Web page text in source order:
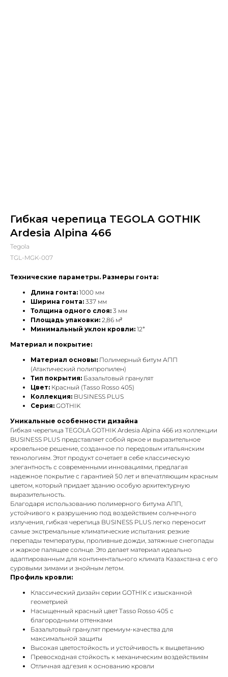
Гибкая черепица TEGOLA GOTHIK
Ardesia Alpina 466
Tegola
TGL-MGK-007
Технические параметры. Размеры гонта:
Длина гонта: 1000 мм
Ширина гонта: 337 мм
Толщина одного слоя: 3 мм
Площадь упаковки: 2,86 м²
Минимальный уклон кровли: 12°
Материал и покрытие:
Материал основы: Полимерный битум АПП
(Атактический полипропилен)
Тип покрытия: Базальтовый гранулят
Цвет: Красный (Tasso Rosso 405)
Коллекция: BUSINESS PLUS
Серия: GOTHIK
Уникальные особенности дизайна
Гибкая черепица TEGOLA GOTHIK Ardesia Alpina 466 из коллекции
BUSINESS PLUS представляет собой яркое и выразительное
кровельное решение, созданное по передовым итальянским
технологиям. Этот продукт сочетает в себе классическую
элегантность с современными инновациями, предлагая
надежное покрытие с гарантией 50 лет и впечатляющим красным
цветом, который придает зданию особую архитектурную
выразительность.
Благодаря использованию полимерного битума АПП,
устойчивого к разрушению под воздействием солнечного
излучения, гибкая черепица BUSINESS PLUS легко переносит
самые экстремальные климатические испытания: резкие
перепады температуры, проливные дожди, затяжные снегопады
и жаркое палящее солнце. Это делает материал идеально
адаптированным для континентального климата Казахстана с его
суровыми зимами и знойным летом.
Профиль кровли:
Классический дизайн серии GOTHIK с изысканной
геометрией
Насыщенный красный цвет Tasso Rosso 405 с
благородными оттенками
Базальтовый гранулят премиум-качества для
максимальной защиты
Высокая цветостойкость и устойчивость к выцветанию
Превосходная стойкость к механическим воздействиям
Отличная адгезия к основанию кровли